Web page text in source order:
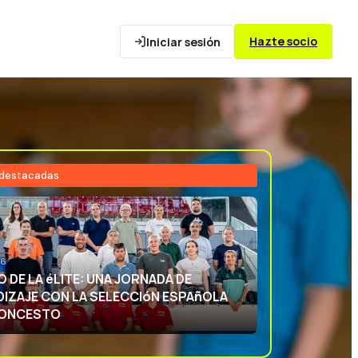
Iniciar sesión Hazte socio
DEPORTIVA: APRENDIENDO CON
ESPAñOLA DE BALONCESTO